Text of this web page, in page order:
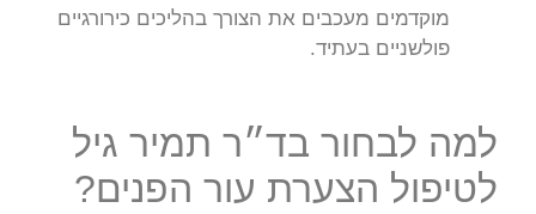
מוקדמים מעכבים את הצורך בהליכים כירורגיים
פולשניים בעתיד.
למה לבחור בד״ר תמיר גיל
לטיפול הצערת עור הפנים?